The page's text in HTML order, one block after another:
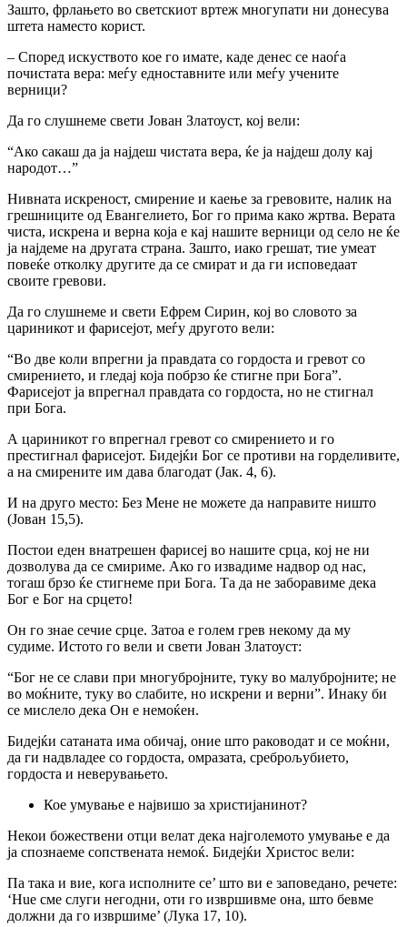
Зашто, фрлањето во светскиот вртеж многупати ни донесува
штета наместо корист.
– Според искуството кое го имате, каде денес се наоѓа
почистата вера: меѓу едноставните или меѓу учените
верници?
Да го слушнеме свети Јован Златоуст, кој вели:
“Ако сакаш да ја најдеш чистата вера, ќе ja најдеш долу кај
народот…”
Нивната искреност, смирение и каење за гревовите, налик на
грешниците од Евангелието, Бог го прима како жртва. Верата
чиста, искрена и верна која е кај нашите верници од село не ќе
ја најдеме на другата страна. Зашто, иако грешат, тие умеат
повеќе отколку другите да се смират и да ги исповедаат
своите гревови.
Да го слушнеме и свети Ефрем Сирин, кој во словото за
цариникот и фарисејот, меѓу другото вели:
“Во две коли впрегни ja правдата co гордоста и гревот co
смирението, и гледај која побрзо ќе стигне при Бога”.
Фарисејот ја впрегнал правдата co гордоста, но не стигнал
при Бога.
А цариникот го впрегнал гревот co смирението и го
престигнал фарисејот. Бидејќи Бог се противи на горделивите,
а на смирените им дава благодат (Јак. 4, 6).
И на друго место: Без Мене не можетe да направите ништо
(Јован 15,5).
Постои еден внатрешен фарисеј во нашите срца, кој не ни
дозволува да се смириме. Ако го извадиме надвор од нас,
тогаш брзо ќе стигнеме при Бога. Та да не заборавиме дека
Бог е Бог на срцето!
Он го знае сечие срце. Затоа е голем грев некому да му
судиме. Истото го вели и свети Јован Златоуст:
“Бог не се слави при многубројните, туку во малубројните; не
во моќните, туку во слабите, но искрени и верни”. Инаку би
се мислело дека Он e немоќен.
Бидејќи сатаната има обичај, оние што раководат и се моќни,
да ги надвладее co гордоста, омразата, среброљубието,
гордоста и неверувањето.
Кое умување е највишо за христијанинот?
Некои божествени отци велат дека најголемото умување е да
ja спознаеме сопствената немоќ. Бидејќи Христос вели:
Па така и вие, кога исполните се’ што ви е заповедано, речете:
‘Hue сме слуги негодни, оти го извршивме она, што бевме
должни да го извршиме’ (Лука 17, 10).